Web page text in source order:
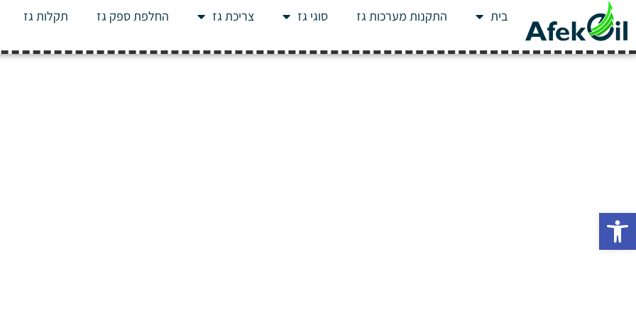
פתח סרגל נגישות
בית התקנות מערכות גז סוגי גז צריכת גז החלפת ספק גז תקלות גז